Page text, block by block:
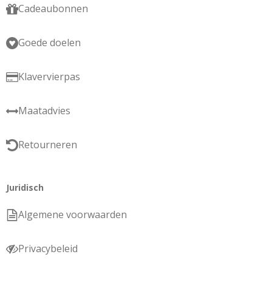
Cadeaubonnen
Goede doelen
Klavervierpas
Maatadvies
Retourneren
Juridisch
Algemene voorwaarden
Privacybeleid